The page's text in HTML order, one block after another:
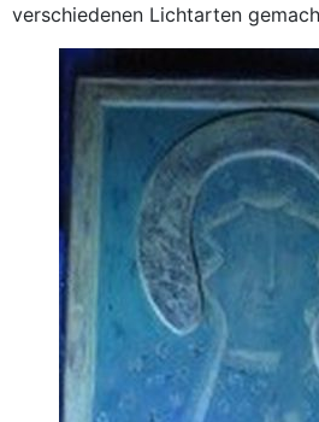
verschiedenen Lichtarten